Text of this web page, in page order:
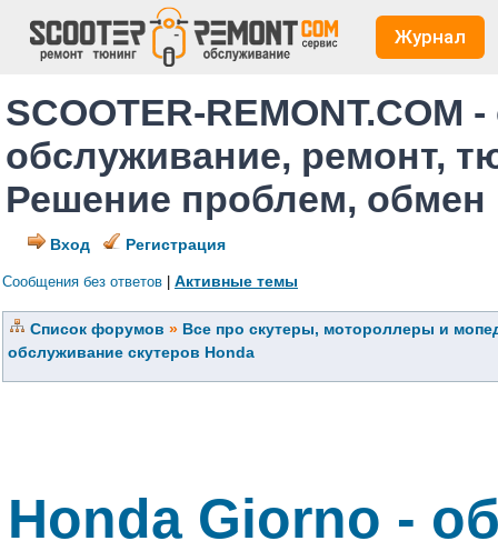
Журнал
SCOOTER-REMONT.COM
обслуживание, ремонт,
Решение проблем,
Вход Регистрация
Сообщения без ответов Активные темы
Список форумов » Все про скутеры, мотороллеры и
обслуживание скутеров Honda
Honda Giorno -